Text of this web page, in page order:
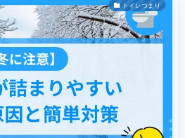
トイレつまり